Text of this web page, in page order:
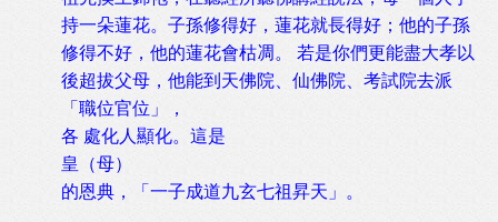
持一朵蓮花。子孫修得好，蓮花就長得好；他的子孫
修得不好，他的蓮花會枯凋。 若是你們更能盡大孝以
後超拔父母，他能到天佛院、仙佛院、考試院去派
「職位官位」，
各 處化人顯化。這是
皇（母）
的恩典，「一子成道九玄七祖昇天」。